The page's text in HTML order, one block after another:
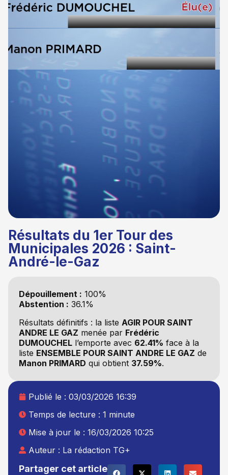
Résultats du 1er Tour des
Municipales 2026 : Saint-
André-le-Gaz
Dépouillement : 100%
Abstention : 36.1%
Résultats définitifs : la liste AGIR POUR SAINT
ANDRE LE GAZ menée par Frédéric
DUMOUCHELl’emporte avec 62.41% face à la
liste ENSEMBLE POUR SAINT ANDRE LE GAZ de
Manon PRIMARD qui obtient 37.59%.
Partager cet article
Publié le : 03/03/2026 16:39
Temps de lecture : 1 minute
Mise à jour le : 16/03/2026 10:25
Auteur : La rédaction TG+